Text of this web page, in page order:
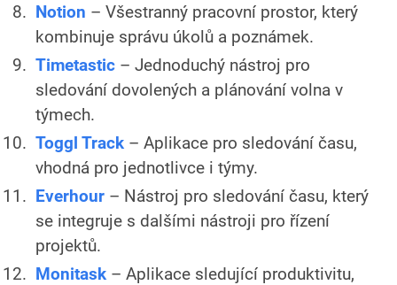
Notion – Všestranný pracovní prostor, který
kombinuje správu úkolů a poznámek.
Timetastic – Jednoduchý nástroj pro
sledování dovolených a plánování volna v
týmech.
Toggl Track – Aplikace pro sledování času,
vhodná pro jednotlivce i týmy.
Everhour – Nástroj pro sledování času, který
se integruje s dalšími nástroji pro řízení
projektů.
Monitask – Aplikace sledující produktivitu,